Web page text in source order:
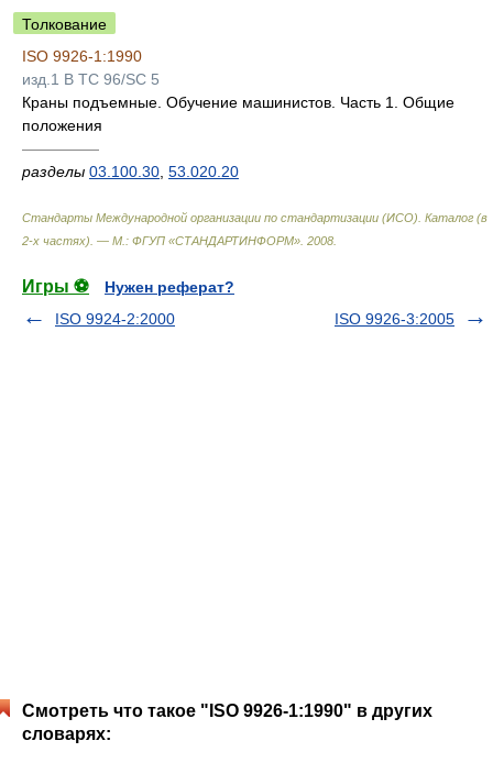
Толкование
ISO 9926-1:1990
изд.1 B TC 96/SC 5
Краны подъемные. Обучение машинистов. Часть 1. Общие
положения
—————
разделы 03.100.30 53.020.20
Стандарты Международной организации по стандартизации (ИСО). Каталог (в
2-х частях). — М.: ФГУП «СТАНДАРТИНФОРМ» 2008
Игры ⚽
Нужен реферат?
ISO 9924-2:2000
ISO 9926-3:2005
Смотреть что такое "ISO 9926-1:1990" в других
словарях: